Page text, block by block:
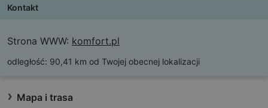
Kontakt
Strona WWW: komfort.pl
odległość: 90,41 km od Twojej obecnej lokalizacji
Mapa i trasa